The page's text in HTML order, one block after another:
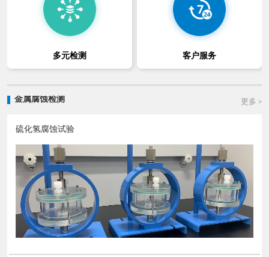
多元检测 客户服务
更多 >
金属腐蚀检测
硫化氢腐蚀试验